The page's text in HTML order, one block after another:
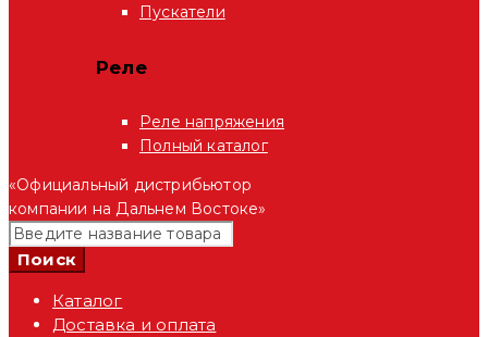
Пускатели
Реле
Реле напряжения
Полный каталог
«Официальный дистрибьютор
компании на Дальнем Востоке»
Каталог
Доставка и оплата